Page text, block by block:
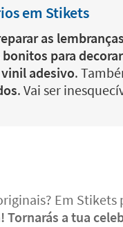
em Stikets
as lembranças
para
vinil adesivo.
. Vai ser
Em
a tua